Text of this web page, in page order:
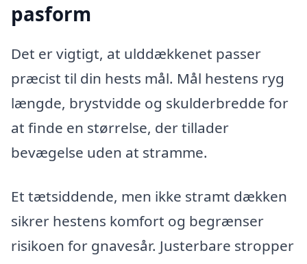
pasform
Det er vigtigt, at ulddækkenet passer
præcist til din hests mål. Mål hestens ryg
længde, brystvidde og skulderbredde for
at finde en størrelse, der tillader
bevægelse uden at stramme.
Et tætsiddende, men ikke stramt dækken
sikrer hestens komfort og begrænser
risikoen for gnavesår. Justerbare stropper